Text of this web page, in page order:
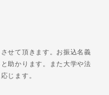
せて頂きます。お振込名義
助かります。また大学や法
じます。